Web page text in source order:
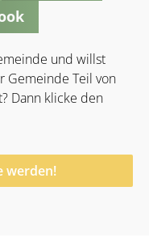
und willst
Gemeinde Teil von
Dann klicke den
werden!